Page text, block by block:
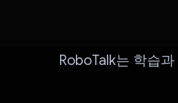
RoboTalk는 학습